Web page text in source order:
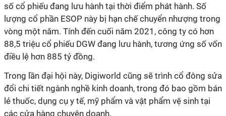
số cổ phiếu đang lưu hành tại thời điểm phát hành. Số
lượng cổ phần ESOP này bị hạn chế chuyển nhượng trong
vòng một năm. Tính đến cuối năm 2021, công ty có hơn
88,5 triệu cổ phiếu DGW đang lưu hành, tương ứng số vốn
điều lệ hơn 885 tỷ đồng.
Trong lần đại hội này, Digiworld cũng sẽ trình cổ đông sửa
đổi chi tiết ngành nghề kinh doanh, trong đó bao gồm bán
lẻ thuốc, dụng cụ y tế, mỹ phẩm và vật phẩm vệ sinh tại
các cửa hàng chuyên doanh.